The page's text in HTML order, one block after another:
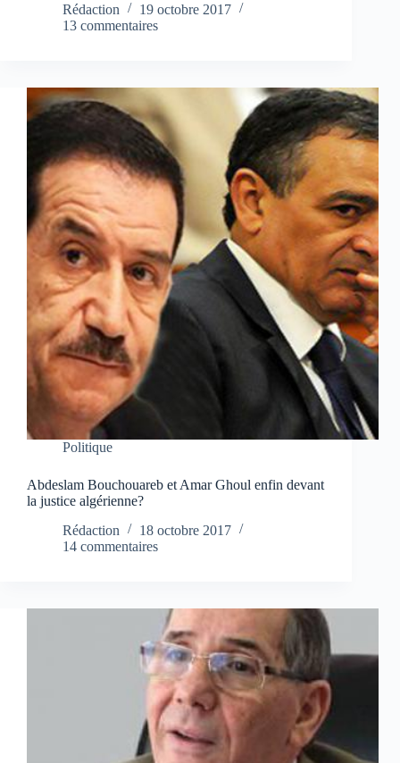
Rédaction
19 octobre 2017
13 commentaires
Politique
Abdeslam Bouchouareb et Amar Ghoul enfin devant
la justice algérienne?
Rédaction
18 octobre 2017
14 commentaires